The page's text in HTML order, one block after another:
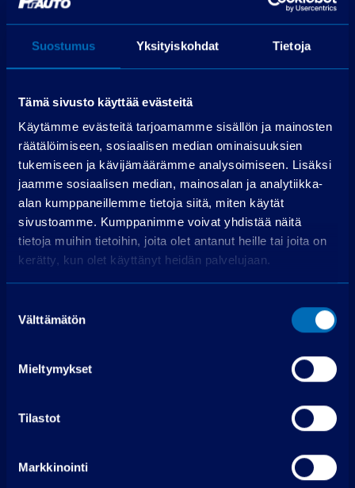
Suostumus Yksityiskohdat Tietoja
Tämä sivusto käyttää evästeitä
Käytämme evästeitä tarjoamamme sisällön ja mainosten
räätälöimiseen, sosiaalisen median ominaisuuksien
tukemiseen ja kävijämäärämme analysoimiseen. Lisäksi
jaamme sosiaalisen median, mainosalan ja analytiikka-
alan kumppaneillemme tietoja siitä, miten käytät
sivustoamme. Kumppanimme voivat yhdistää näitä
tietoja muihin tietoihin, joita olet antanut heille tai joita on
kerätty, kun olet käyttänyt heidän palvelujaan.
valinta
Välttämätön
Mieltymykset
Tilastot
Markkinointi
Korko
Hae rahoitusta
Edellyttää myönteisen luottopäätöksen.
Maksjoentie 8
Soita puh. 075 3040 5210
Pyydä tarjous